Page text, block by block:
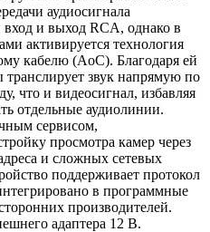
аудиосигнала
и выход RCA, однако в
активируется технология
кабелю (AoC). Благодаря ей
звук напрямую по
что и видеосигнал, избавляя
отдельные аудиолинии.
сервисом,
просмотра камер через
и сложных сетевых
поддерживает протокол
в программные
производителей.
адаптера 12 В.